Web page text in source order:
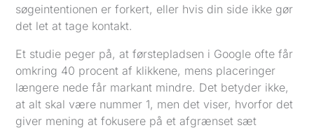
søgeintentionen er forkert, eller hvis din side ikke gør
det let at tage kontakt.
Et studie peger på, at førstepladsen i Google ofte får
omkring 40 procent af klikkene, mens placeringer
længere nede får markant mindre. Det betyder ikke,
at alt skal være nummer 1, men det viser, hvorfor det
giver mening at fokusere på et afgrænset sæt